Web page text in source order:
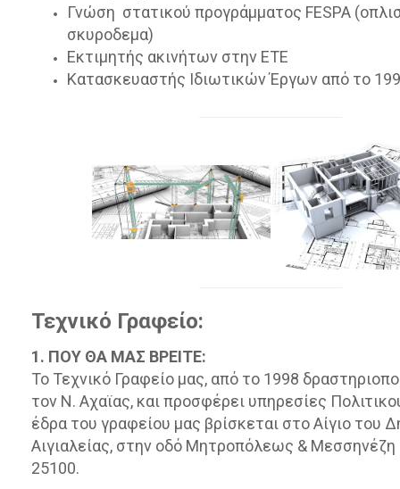
Γνώση στατικού προγράμματος FESPA
σκυροδεμα)
Εκτιμητής ακινήτων στην ΕΤΕ
Κατασκευαστής Ιδιωτικών Έργων από το
Τεχνικό Γραφείο:
1. ΠΟΥ ΘΑ ΜΑΣ ΒΡΕΙΤΕ:
Το Τεχνικό Γραφείο μας, από το 1998
τον Ν. Αχαϊας, και προσφέρει υπηρεσίες
έδρα του γραφείου μας βρίσκεται στο Αίγιο του
Αιγιαλείας, στην οδό Μητροπόλεως & Mεσσηνέζη
25100.